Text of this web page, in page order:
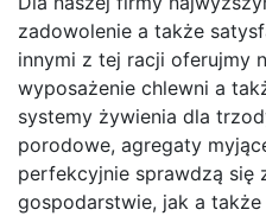
zadowolenie a także
innymi z tej racji oferujmy
wyposażenie chlewni a
systemy żywienia dla
porodowe, agregaty
perfekcyjnie sprawdzą się
gospodarstwie, jak a